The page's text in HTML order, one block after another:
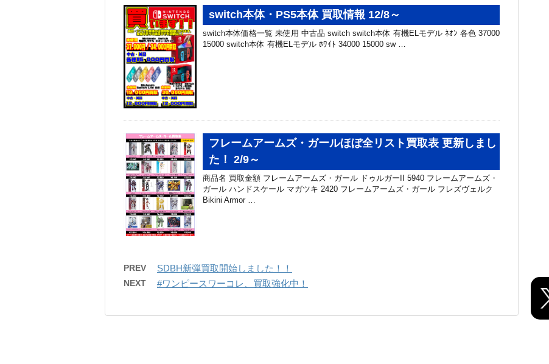
switch本体・PS5本体 買取情報 12/8～
switch本体価格一覧 未使用 中古品 switch switch本体 有機ELモデル ﾈｵﾝ 各色 37000
15000 switch本体 有機ELモデル ﾎﾜｲﾄ 34000 15000 sw …
フレームアームズ・ガールほぼ全リスト買取表 更新しまし
た！ 2/9～
商品名 買取金額 フレームアームズ・ガール ドゥルガーII 5940 フレームアームズ・
ガール ハンドスケール マガツキ 2420 フレームアームズ・ガール フレズヴェルク
Bikini Armor …
PREV SDBH新弾買取開始しました！！
NEXT #ワンピースワーコレ、買取強化中！